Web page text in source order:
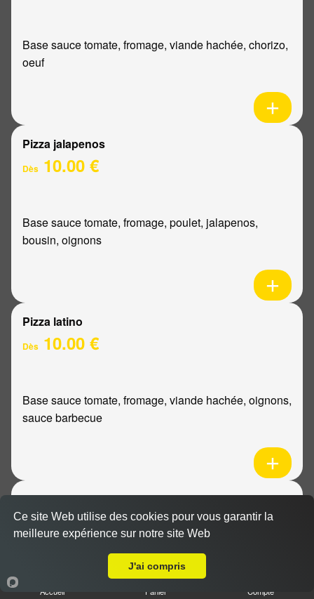
Base sauce tomate, fromage, viande hachée, chorizo,
oeuf
Pizza jalapenos
Dès 10.00 €
Base sauce tomate, fromage, poulet, jalapenos,
bousin, oignons
Pizza latino
Dès 10.00 €
Base sauce tomate, fromage, viande hachée, oignons,
sauce barbecue
Pizza mexicaine
Dès10.00 €
Base sauce tomate, fromage, poulet, pommes de
terre, ananas, sauce barbecue
Accueil Panier Compte
Ce site Web utilise des cookies pour vous garantir la
meilleure expérience sur notre site Web
J'ai compris